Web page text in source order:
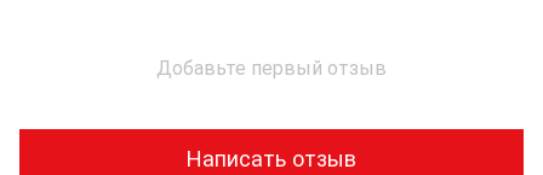
Добавьте первый отзыв
Написать отзыв